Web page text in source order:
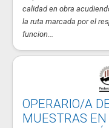
calidad en obra
la ruta marcada por el
funcion...
OPERARIO/A
MUESTRAS EN